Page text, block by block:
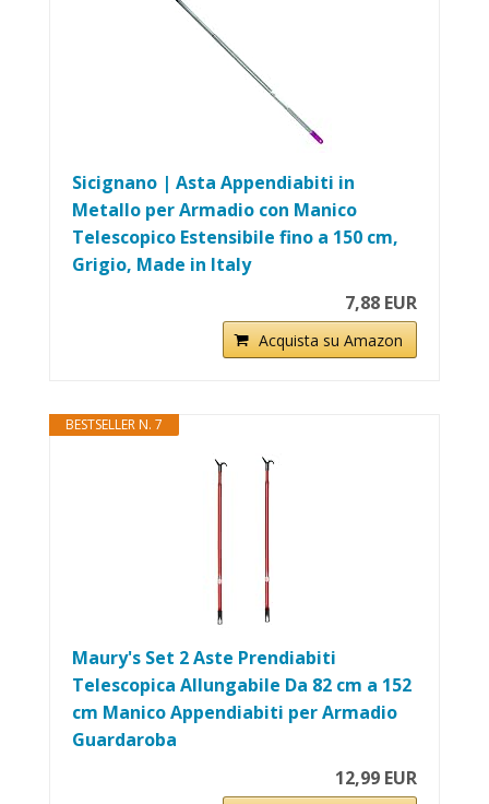
Sicignano | Asta Appendiabiti in
Metallo per Armadio con Manico
Telescopico Estensibile fino a 150 cm,
Grigio, Made in Italy
7,88 EUR
Acquista su Amazon
BESTSELLER N. 7
Maury's Set 2 Aste Prendiabiti
Telescopica Allungabile Da 82 cm a 152
cm Manico Appendiabiti per Armadio
Guardaroba
12,99 EUR